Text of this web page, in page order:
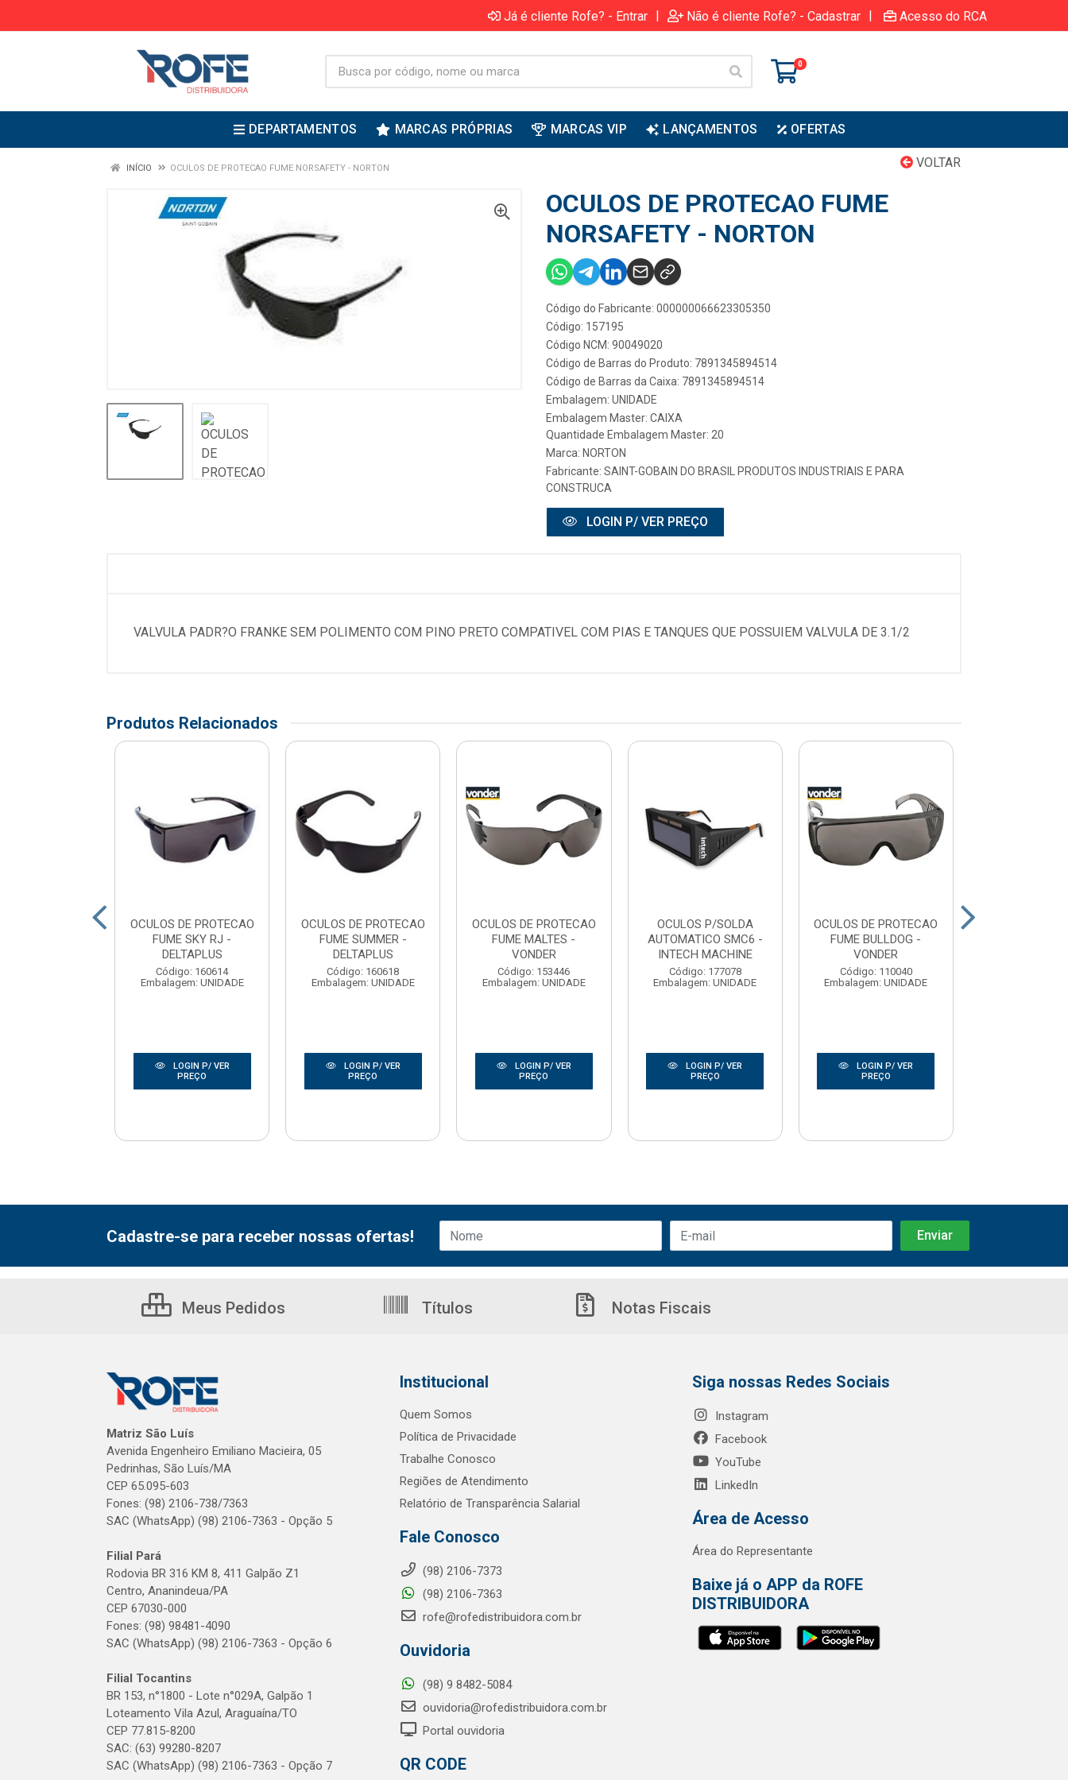
Já é cliente Rofe? - Entrar | Não é cliente Rofe? - Cadastrar | Acesso do RCA
0
DEPARTAMENTOS MARCAS PRÓPRIAS MARCAS VIP LANÇAMENTOS OFERTAS
VOLTAR
INÍCIO OCULOS DE PROTECAO FUME NORSAFETY - NORTON
OCULOS DE PROTECAO FUME
NORSAFETY - NORTON
Código do Fabricante: 000000066623305350
Código: 157195
Código NCM: 90049020
Código de Barras do Produto: 7891345894514
Código de Barras da Caixa: 7891345894514
Embalagem: UNIDADE
Embalagem Master: CAIXA
Quantidade Embalagem Master: 20
Marca: NORTON
Fabricante: SAINT-GOBAIN DO BRASIL PRODUTOS INDUSTRIAIS E PARA
CONSTRUCA
LOGIN P/ VER PREÇO
VALVULA PADR?O FRANKE SEM POLIMENTO COM PINO PRETO COMPATIVEL COM PIAS E TANQUES QUE POSSUIEM VALVULA DE 3.1/2
Produtos Relacionados
OCULOS DE PROTECAO
FUME SKY RJ -
DELTAPLUS
Código: 160614
Embalagem: UNIDADE
LOGIN P/ VER
PREÇO
OCULOS DE PROTECAO
FUME SUMMER -
DELTAPLUS
Código: 160618
Embalagem: UNIDADE
LOGIN P/ VER
PREÇO
OCULOS DE PROTECAO
FUME MALTES -
VONDER
Código: 153446
Embalagem: UNIDADE
LOGIN P/ VER
PREÇO
OCULOS P/SOLDA
AUTOMATICO SMC6 -
INTECH MACHINE
Código: 177078
Embalagem: UNIDADE
LOGIN P/ VER
PREÇO
OCULOS DE PROTECAO
FUME BULLDOG -
VONDER
Código: 110040
Embalagem: UNIDADE
LOGIN P/ VER
PREÇO
Cadastre-se para receber nossas ofertas!
Meus Pedidos Títulos Notas Fiscais
Matriz São Luís
Avenida Engenheiro Emiliano Macieira, 05
Pedrinhas, São Luís/MA
CEP 65.095-603
Fones: (98) 2106-738/7363
SAC (WhatsApp) (98) 2106-7363 - Opção 5
Filial Pará
Rodovia BR 316 KM 8, 411 Galpão Z1
Centro, Ananindeua/PA
CEP 67030-000
Fones: (98) 98481-4090
SAC (WhatsApp) (98) 2106-7363 - Opção 6
Filial Tocantins
BR 153, n°1800 - Lote n°029A, Galpão 1
Loteamento Vila Azul, Araguaína/TO
CEP 77.815-8200
SAC: (63) 99280-8207
SAC (WhatsApp) (98) 2106-7363 - Opção 7
Institucional
Quem Somos
Política de Privacidade
Trabalhe Conosco
Regiões de Atendimento
Relatório de Transparência Salarial
Fale Conosco
(98) 2106-7373
(98) 2106-7363
rofe@rofedistribuidora.com.br
Ouvidoria
(98) 9 8482-5084
ouvidoria@rofedistribuidora.com.br
Portal ouvidoria
QR CODE
Siga nossas Redes Sociais
Instagram
Facebook
YouTube
LinkedIn
Área de Acesso
Área do Representante
Baixe já o APP da ROFE
DISTRIBUIDORA